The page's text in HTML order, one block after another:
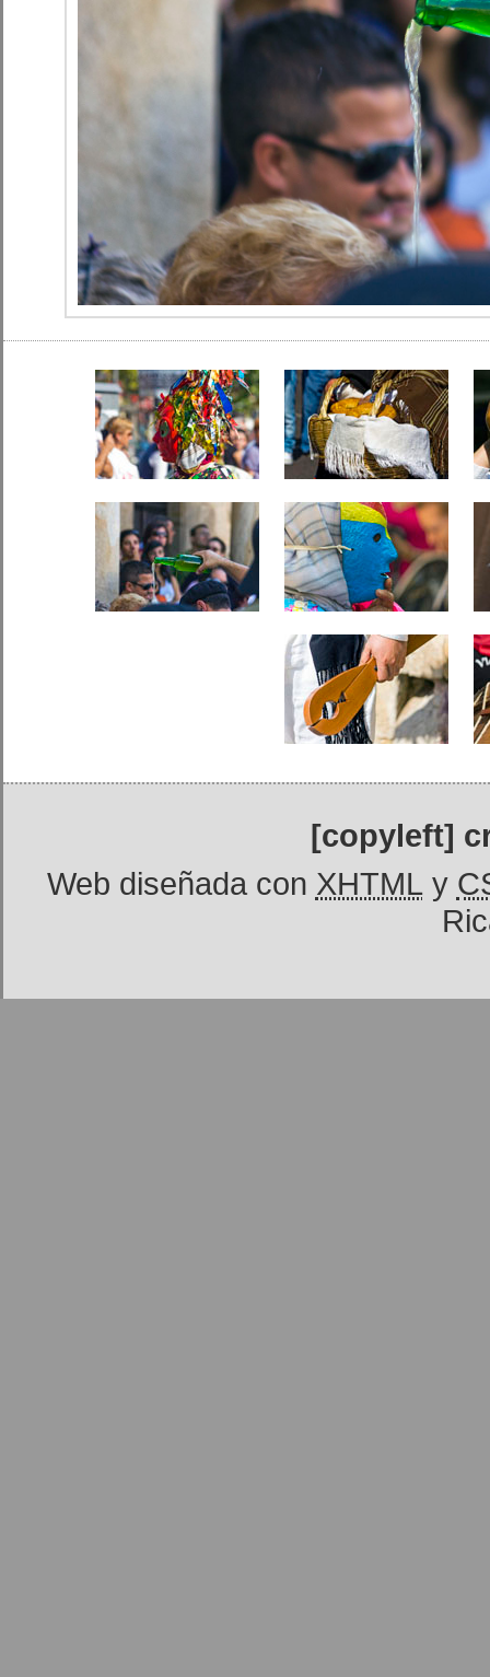
[copyleft]
Web diseñada con XHTMLy